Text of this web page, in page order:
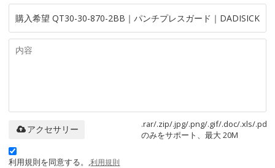
.rar/.zip/.jpg/.png/.gif/.doc/.xls/.pdf
のみをサポート、最大 20M
アクセサリー
利用規則を同意する。,利用規則